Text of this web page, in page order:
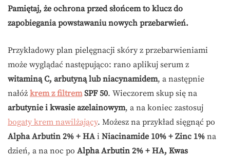
Pamiętaj, że ochrona przed słońcem to klucz do
zapobiegania powstawaniu nowych przebarwień.
Przykładowy plan pielęgnacji skóry z przebarwieniami
może wyglądać następująco: rano aplikuj serum z
witaminą C, arbutyną lub niacynamidem, a następnie
nałóż krem z filtremSPF 50. Wieczorem skup się na
arbutynie i kwasie azelainowym, a na koniec zastosuj
bogaty krem nawilżający. Możesz na przykład sięgnąć po
Alpha Arbutin 2% + HA i Niacinamide 10% + Zinc 1% na
dzień, a na noc po Alpha Arbutin 2% + HA, Kwas